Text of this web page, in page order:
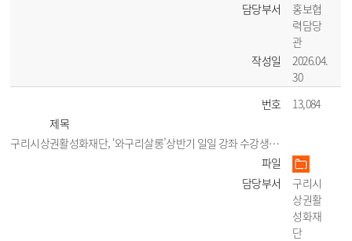
담당부서
홍보협
력담당
관
작성일
2026.04.
30
번호
13,084
제목
구리시상권활성화재단, ‘와구리살롱’상반기 일일 강좌 수강생 모집
파일
담당부서
구리시
상권활
성화재
단